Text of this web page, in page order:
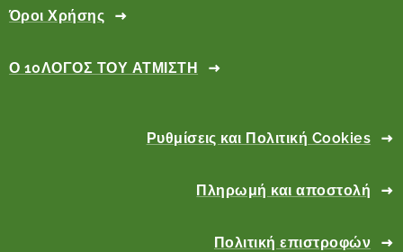
Όροι Χρήσης
Ο 10ΛΟΓΟΣ ΤΟΥ ΑΤΜΙΣΤΗ
Ρυθμίσεις και Πολιτική Cookies
Πληρωμή και αποστολή
Πολιτική επιστροφών